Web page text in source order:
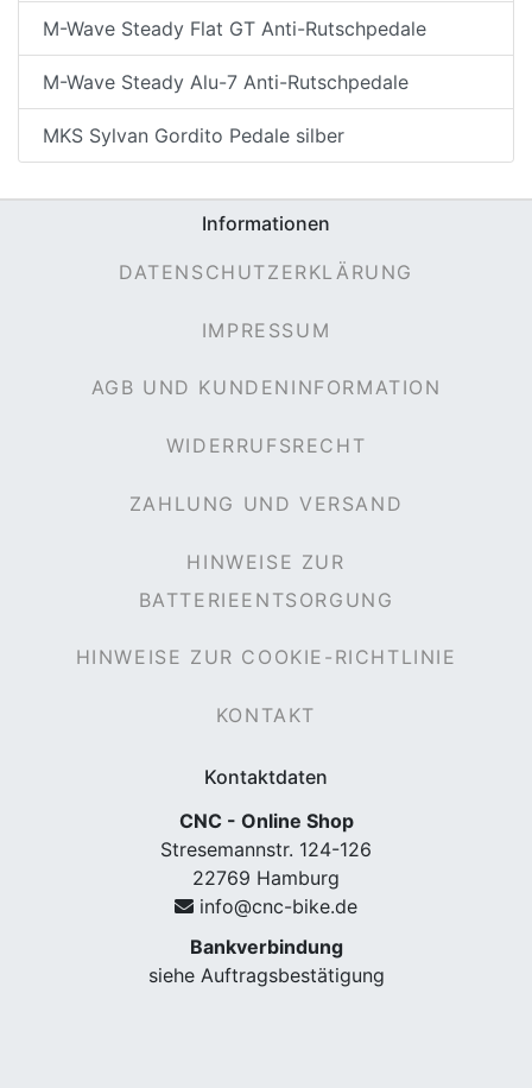
M-Wave Steady Flat GT Anti-Rutschpedale
M-Wave Steady Alu-7 Anti-Rutschpedale
MKS Sylvan Gordito Pedale silber
Informationen
DATENSCHUTZERKLÄRUNG
IMPRESSUM
AGB UND KUNDENINFORMATION
WIDERRUFSRECHT
ZAHLUNG UND VERSAND
HINWEISE ZUR
BATTERIEENTSORGUNG
HINWEISE ZUR COOKIE-RICHTLINIE
KONTAKT
Kontaktdaten
CNC - Online Shop
Stresemannstr. 124-126
22769 Hamburg
info@cnc-bike.de
Bankverbindung
siehe Auftragsbestätigung